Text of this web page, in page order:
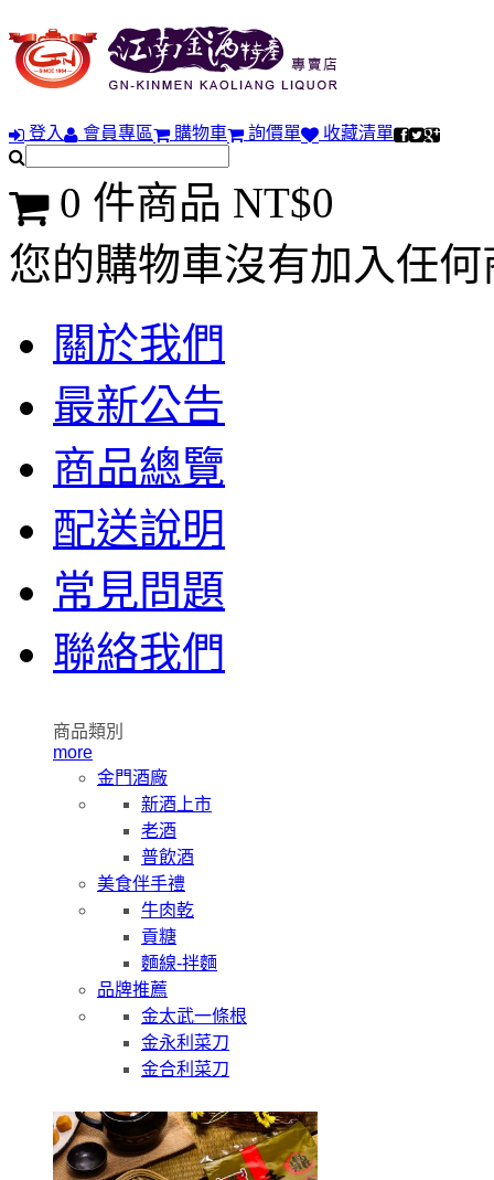
登入 會員專區 購物車 詢價單 收藏清單
0 件商品 NT$0
您的購物車沒有加入任何
關於我們
最新公告
商品總覽
配送說明
常見問題
聯絡我們
商品類別
more
金門酒廠
新酒上市
老酒
普飲酒
美食伴手禮
牛肉乾
貢糖
麵線-拌麵
品牌推薦
金太武一條根
金永利菜刀
金合利菜刀